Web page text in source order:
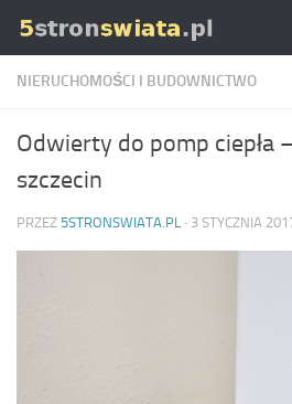
Skip to content
NIERUCHOMOŚCI I BUDOWNICTWO
Odwierty do pomp ciepła
szczecin
PRZEZ 5STRONSWIATA.PL · 3 STYCZNIA